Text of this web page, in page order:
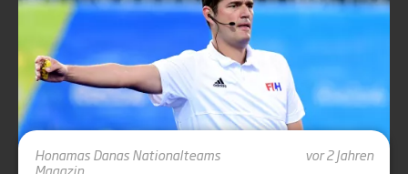
HonamasDanasNationalteams
Magazin
vor 2 Jahren